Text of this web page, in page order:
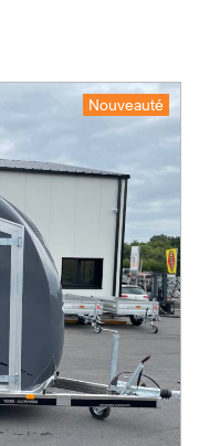
Nouveauté